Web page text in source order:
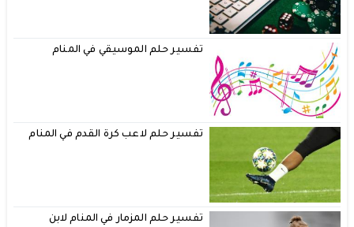
تفسير حلم الموسيقي في المنام
تفسير حلم لاعب كرة القدم في المنام
تفسير حلم المزمار في المنام لابن